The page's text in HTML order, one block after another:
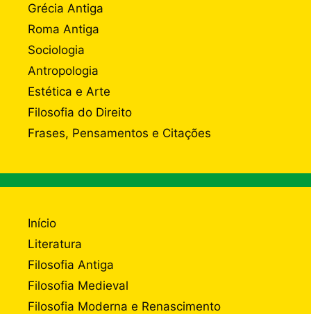
Grécia Antiga
Roma Antiga
Sociologia
Antropologia
Estética e Arte
Filosofia do Direito
Frases, Pensamentos e Citações
Início
Literatura
Filosofia Antiga
Filosofia Medieval
Filosofia Moderna e Renascimento